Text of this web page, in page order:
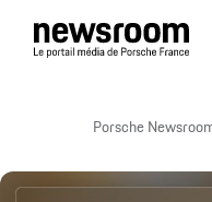
Porsche